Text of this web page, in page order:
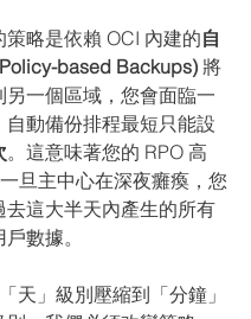
略是依賴 OCI 內建的自
based Backups) 將
另一個區域，您會面臨一
自動備份排程最短只能設
。這意味著您的 RPO 高
旦主中心在深夜癱瘓，您
去這大半天內產生的所有
數據。
天」級別壓縮到「分鐘」